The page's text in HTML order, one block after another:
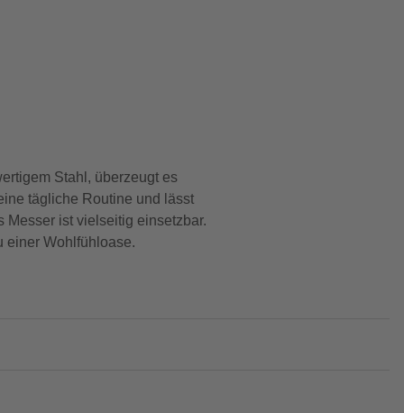
Stahl, überzeugt es
tägliche Routine und lässt
ist vielseitig einsetzbar.
einer Wohlfühloase.